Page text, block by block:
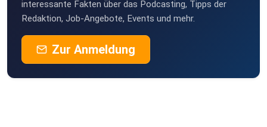
elke-ossege-2QGE
MayaAih
interessante Fakten über das Podcasting, Tipps der
Redaktion, Job-Angebote, Events und mehr.
Zur Anmeldung